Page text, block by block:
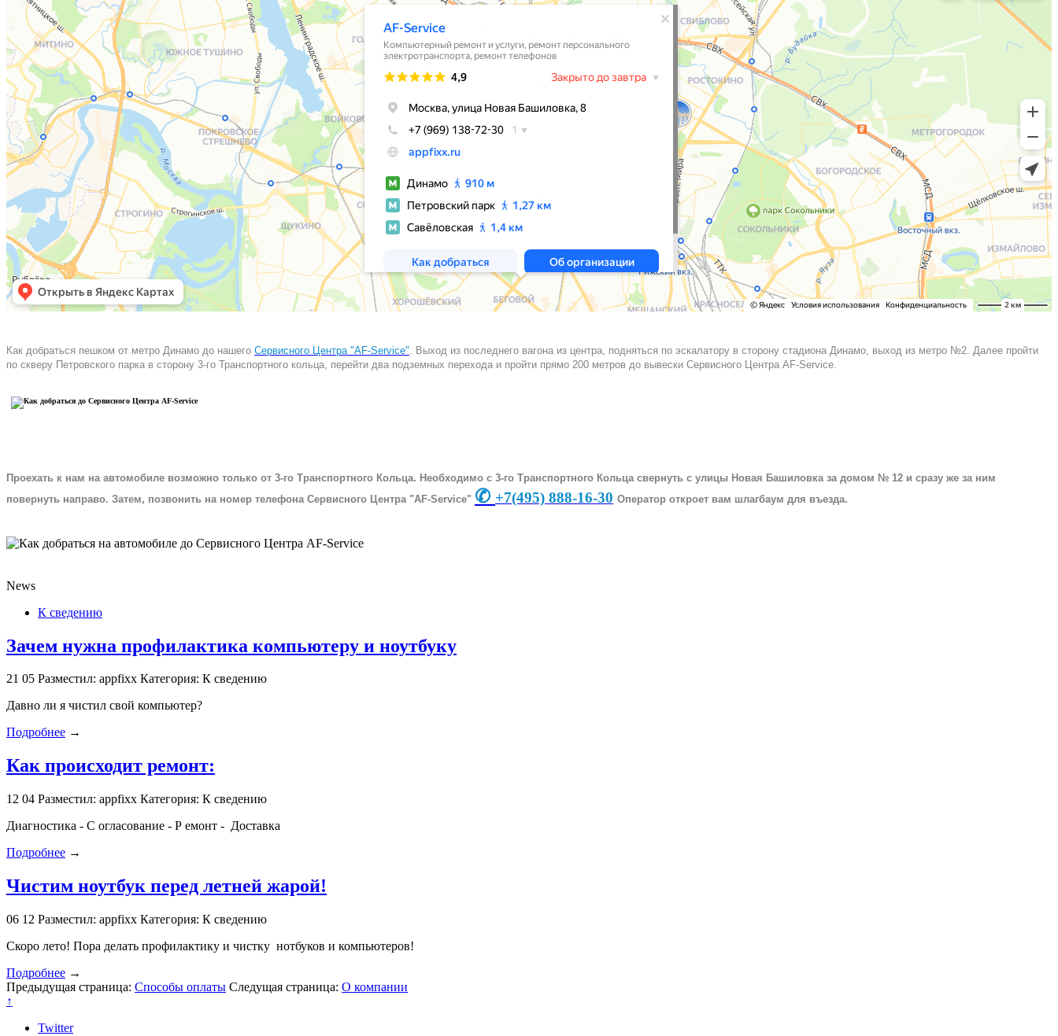
Как добраться пешком от метро Динамо до нашего Сервисного Центра "AF-Service". Выход из последнего вагона из центра, подняться по эскалатору в сторону стадиона Динамо, выход из метро №2. Далее пройти
по скверу Петровского парка в сторону 3-го Транспортного кольца, перейти два подземных перехода и пройти прямо 200 метров до вывески Сервисного Центра AF-Service.
Проехать к нам на автомобиле возможно только от 3-го Транспортного Кольца. Необходимо с 3-го Транспортного Кольца свернуть с улицы Новая Башиловка за домом № 12 и сразу же за ним
повернуть направо. Затем, позвонить на номер телефона Сервисного Центра "AF-Service" ✆ +7(495) 888-16-30 Оператор откроет вам шлагбаум для въезда.
News
К сведению
Зачем нужна профилактика компьютеру и ноутбуку
21 05 Разместил: appfixx Категория: К сведению
Давно ли я чистил свой компьютер?
Подробнее →
Как происходит ремонт:
12 04 Разместил: appfixx Категория: К сведению
Диагностика - С огласование - Р емонт - Доставка
Подробнее →
Чистим ноутбук перед летней жарой!
06 12 Разместил: appfixx Категория: К сведению
Скоро лето! Пора делать профилактику и чистку нотбуков и компьютеров!
Подробнее →
Предыдущая страница: Способы оплаты Следущая страница: О компании
↑
Twitter